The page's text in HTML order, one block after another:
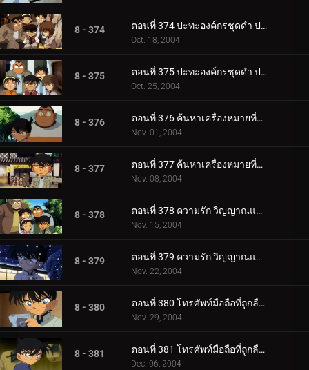
8 - 374 ตอนที่ 374 ปะทะองค์กรชุดดำ ปริศนาคูณสองในคืนเดือนเพ็ญ (ตอนพิเศษ ตอนที่ 4) ยอดนักสืบจิ๋วโคนัน เดอะ_.
Oct. 18, 2004
8 - 375 ตอนที่ 375 ปะทะองค์กรชุดดำ ปริศนาคูณสองในคืนเดือนเพ็ญ (ตอนพิเศษ ตอนจบ) ยอดนักสืบจิ๋วโคนัน เดอะซี.
Oct. 25, 2004
8 - 376 ตอนที่ 376 ค้นหาเครื่องหมายที่ติดอยู่ที่ก้น (ตอนแรก)
Nov. 01, 2004
8 - 377 ตอนที่ 377 ค้นหาเครื่องหมายที่ติดอยู่ที่ก้น (ตอนจบ)
Nov. 08, 2004
8 - 378 ตอนที่ 378 ความรัก วิญญาณและมรดกโลก (ตอนแรก)
Nov. 15, 2004
8 - 379 ตอนที่ 379 ความรัก วิญญาณและมรดกโลก (ตอนจบ)
Nov. 22, 2004
8 - 380 ตอนที่ 380 โทรศัพท์มือถือที่ถูกลืมไว้ (ตอนแรก)
Nov. 29, 2004
8 - 381 ตอนที่ 381 โทรศัพท์มือถือที่ถูกลืมไว้ (ตอนจบ)
Dec. 06, 2004